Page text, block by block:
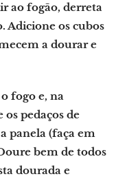
ao fogão, derreta
Adicione os cubos
a dourar e
fogo e, na
pedaços de
panela (faça em
bem de todos
dourada e